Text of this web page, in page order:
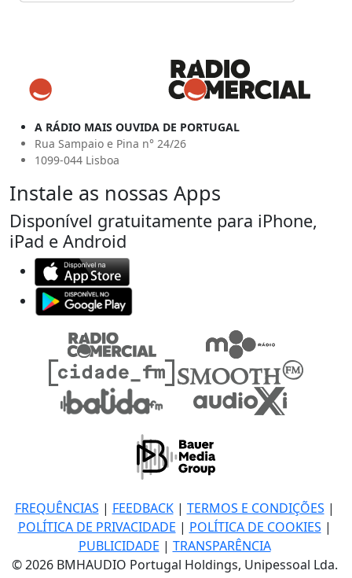
A RÁDIO MAIS OUVIDA DE PORTUGAL
Rua Sampaio e Pina n° 24/26
1099-044 Lisboa
Instale as nossas Apps
Disponível gratuitamente para iPhone,
iPad e Android
FREQUÊNCIAS | FEEDBACK| TERMOS E CONDIÇÕES |
POLÍTICA DE PRIVACIDADE | POLÍTICA DE COOKIES |
PUBLICIDADE | TRANSPARÊNCIA
© 2026 BMHAUDIO Portugal Holdings, Unipessoal Lda.